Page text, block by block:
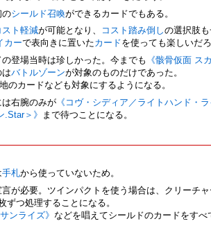
のシールド召喚ができるカードでもある。
スト軽減が可能となり、 コスト踏み倒しの選択肢も
カーで表向きに置いたカードを使っても楽しいだろ
登場当時は珍しかった。今までも 《骸骨仮面 ス
はバトルゾーンが対象のものだけであった。
のカードなども対象にするようになる。
右腕のみが《コヴ・シディア／ライトハンド・ラ
.Star＞》 まで待つことになる。
手札から使っていないため。
が必要。ツインパクトを使う場合は、クリーチ
ずつ処理することになる。
ンライズ》 などを唱えてシールドのカードをす